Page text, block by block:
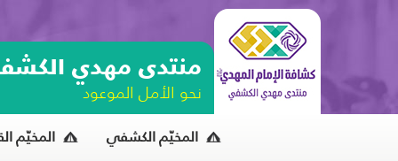
منتدى مهدي
نحو الأمل الموعود
المخيّم الكشفي المخيّم